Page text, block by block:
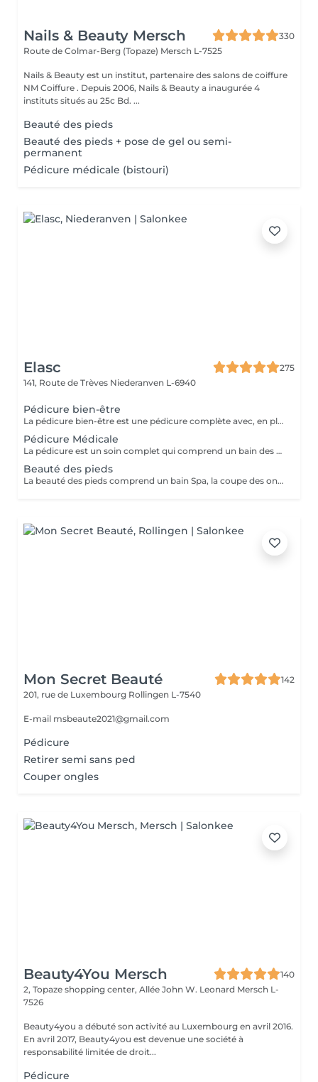
Nails & Beauty Mersch
330
Route de Colmar-Berg (Topaze) Mersch L-7525
Nails & Beauty est un institut, partenaire des salons de coiffure
NM Coiffure . Depuis 2006, Nails & Beauty a inaugurée 4
instituts situés au 25c Bd. ...
Beauté des pieds
Beauté des pieds + pose de gel ou semi-
permanent
Pédicure médicale (bistouri)
Elasc
275
141, Route de Trèves Niederanven L-6940
Pédicure bien-être
La pédicure bien-être est une pédicure complète avec, en plus, un gommage et une pause de masque.
Pédicure Médicale
La pédicure est un soin complet qui comprend un bain des pieds Spa, la coupe et le limage des ongles, la pousse et la coupe des cuticules, le traitement des ongles incarnés ainsi que celui des callosités et/ou des cors au credo, au bistouri, à la râpe et à la fraiseuse.
Beauté des pieds
La beauté des pieds comprend un bain Spa, la coupe des ongles, la pousse et la coupe des cuticules ainsi que le traitement des callosités à la râpe et à la fraiseuse.
Mon Secret Beauté
142
201, rue de Luxembourg Rollingen L-7540
E-mail msbeaute2021@gmail.com
Pédicure
Retirer semi sans ped
Couper ongles
Beauty4You Mersch
140
2, Topaze shopping center, Allée John W. Leonard Mersch L-
7526
Beauty4you a débuté son activité au Luxembourg en avril 2016.
En avril 2017, Beauty4you est devenue une société à
responsabilité limitée de droit...
Pédicure